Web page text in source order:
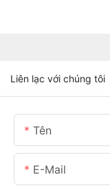
Liên lạc với chúng tôi
Tên
E-Mail